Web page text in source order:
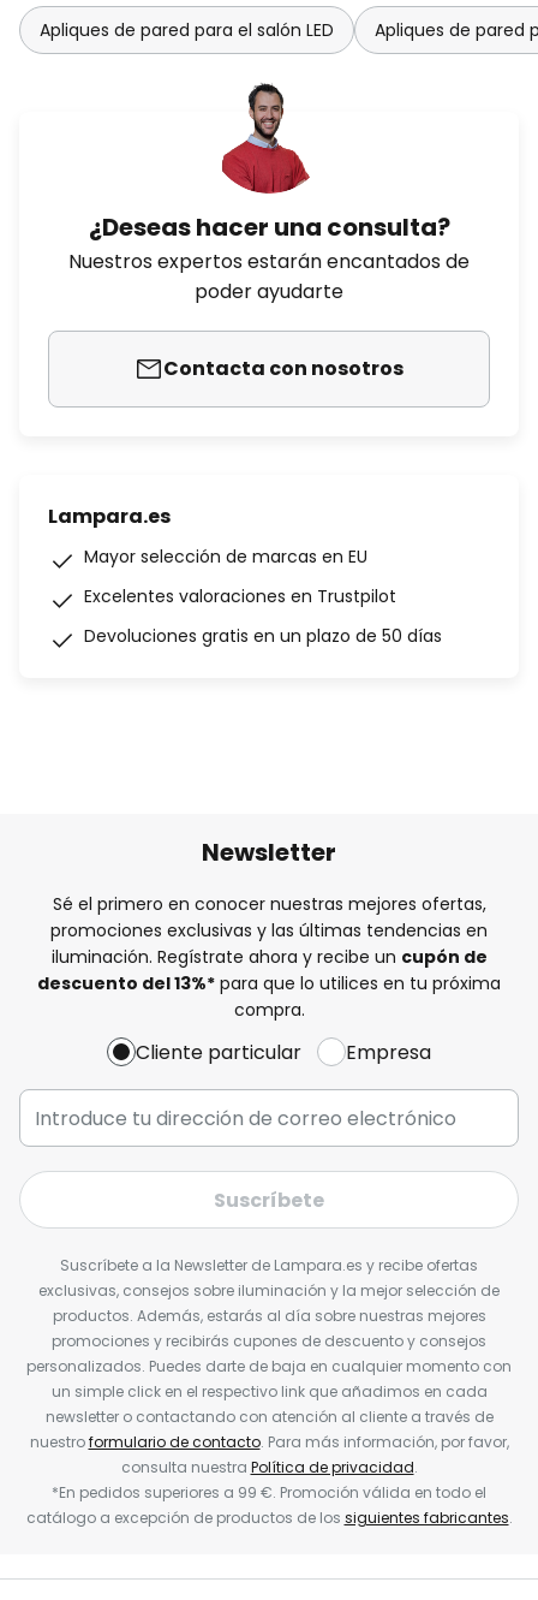
Apliques de pared para el salón LED Apliques de pared
¿Deseas hacer una consulta?
Nuestros expertos estarán encantados de
poder ayudarte
Contacta con nosotros
Lampara.es
Mayor selección de marcas en EU
Excelentes valoraciones en Trustpilot
Devoluciones gratis en un plazo de 50 días
Newsletter
Sé el primero en conocer nuestras mejores ofertas,
promociones exclusivas y las últimas tendencias en
iluminación. Regístrate ahora y recibe un cupón de
descuento del13%* para que lo utilices en tu próxima
compra.
Cliente particular Empresa
Suscríbete
Suscríbete a la Newsletter de Lampara.es y recibe ofertas
exclusivas, consejos sobre iluminación y la mejor selección de
productos. Además, estarás al día sobre nuestras mejores
promociones y recibirás cupones de descuento y consejos
personalizados. Puedes darte de baja en cualquier momento con
un simple click en el respectivo link que añadimos en cada
newsletter o contactando con atención al cliente a través de
nuestroformulario de contacto. Para más información, por favor,
consulta nuestra Política de privacidad.
*En pedidos superiores a 99 €. Promoción válida en todo el
catálogo a excepción de productos de los siguientes fabricantes.